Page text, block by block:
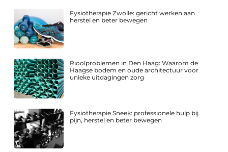
Fysiotherapie Zwolle: gericht werken aan
herstel en beter bewegen
Rioolproblemen in Den Haag: Waarom de
Haagse bodem en oude architectuur voor
unieke uitdagingen zorg
Fysiotherapie Sneek: professionele hulp bij
pijn, herstel en beter bewegen